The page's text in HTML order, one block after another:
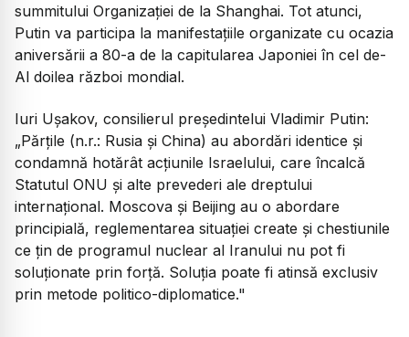
summitului Organizației de la Shanghai. Tot atunci,
Putin va participa la manifestațiile organizate cu ocazia
aniversării a 80-a de la capitularea Japoniei în cel de-
Al doilea război mondial.
Iuri Ușakov, consilierul președintelui Vladimir Putin:
„Părțile (n.r.: Rusia și China) au abordări identice și
condamnă hotărât acțiunile Israelului, care încalcă
Statutul ONU și alte prevederi ale dreptului
internațional. Moscova și Beijing au o abordare
principială, reglementarea situației create și chestiunile
ce țin de programul nuclear al Iranului nu pot fi
soluționate prin forță. Soluția poate fi atinsă exclusiv
prin metode politico-diplomatice."